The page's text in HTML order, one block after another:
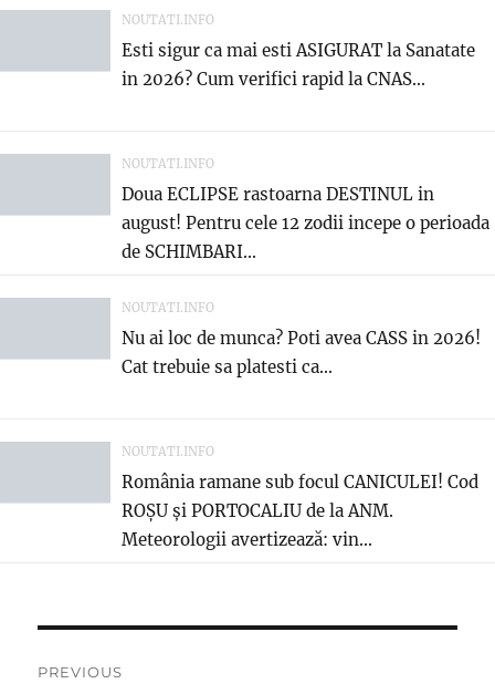
NOUTATI.INFO
Esti sigur ca mai esti ASIGURAT la Sanatate
in 2026? Cum verifici rapid la CNAS...
NOUTATI.INFO
Doua ECLIPSE rastoarna DESTINUL in
august! Pentru cele 12 zodii incepe o perioada
de SCHIMBARI...
NOUTATI.INFO
Nu ai loc de munca? Poti avea CASS in 2026!
Cat trebuie sa platesti ca...
NOUTATI.INFO
România ramane sub focul CANICULEI! Cod
ROȘU și PORTOCALIU de la ANM.
Meteorologii avertizează: vin...
PREVIOUS